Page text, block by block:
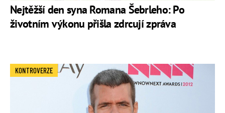
Nejtěžší den syna Romana Šebrleho: Po
životním výkonu přišla zdrcují zpráva
KONTROVERZE